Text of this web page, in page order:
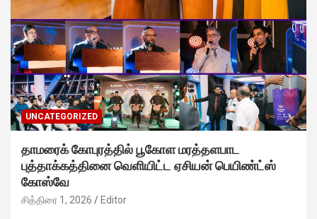
UNCATEGORIZED
தாமரைக் கோபுரத்தில் பூகோள மரத்தளபாட
புத்தாக்கத்தினை வெளியிட்ட ஏசியன் பெயிண்ட்ஸ்
கோஸ்வே
சித்திரை 1, 2026 Editor